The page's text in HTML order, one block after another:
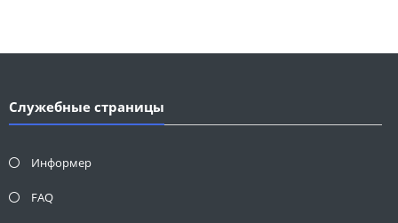
Служебные страницы
Информер
FAQ